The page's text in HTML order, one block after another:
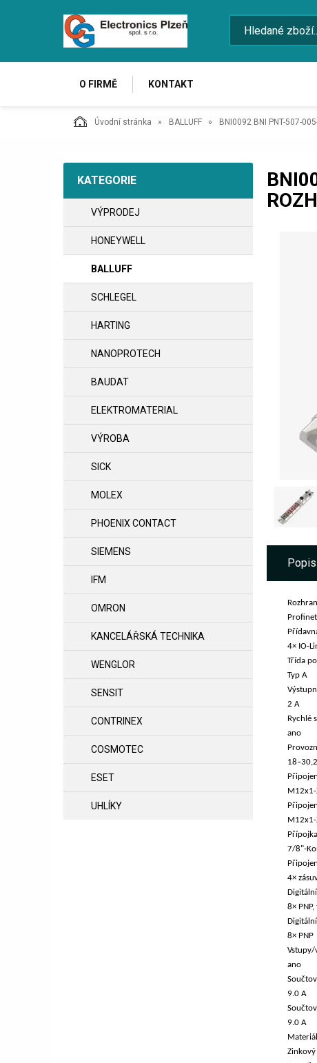
O FIRMĚ KONTAKT
Úvodní stránka BALLUFF BNI0092 BNI PNT-507-
KATEGORIE
VÝPRODEJ
HONEYWELL
BALLUFF
SCHLEGEL
HARTING
NANOPROTECH
BAUDAT
ELEKTROMATERIAL
VÝROBA
SICK
MOLEX
PHOENIX CONTACT
SIEMENS
IFM
OMRON
KANCELÁŘSKÁ TECHNIKA
WENGLOR
SENSIT
CONTRINEX
COSMOTEC
ESET
UHLÍKY
Popis
Profinet
4× IO-
Třída
Typ A
2 A
Rychlé
ano
7/8"-
4×
8×
8× PNP
ano
9.0 A
9.0 A